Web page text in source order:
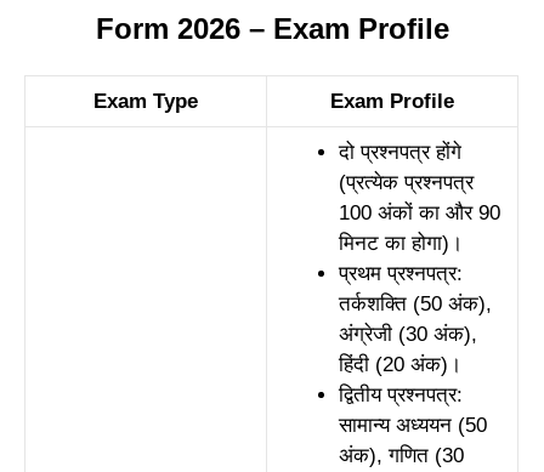
Form 2026 – Exam Profile
Exam Type Exam Profile
दो प्रश्नपत्र होंगे
(प्रत्येक प्रश्नपत्र
100 अंकों का और 90
मिनट का होगा)।
प्रथम प्रश्नपत्र:
तर्कशक्ति (50 अंक),
अंग्रेजी (30 अंक),
हिंदी (20 अंक)।
द्वितीय प्रश्नपत्र:
सामान्य अध्ययन (50
अंक), गणित (30